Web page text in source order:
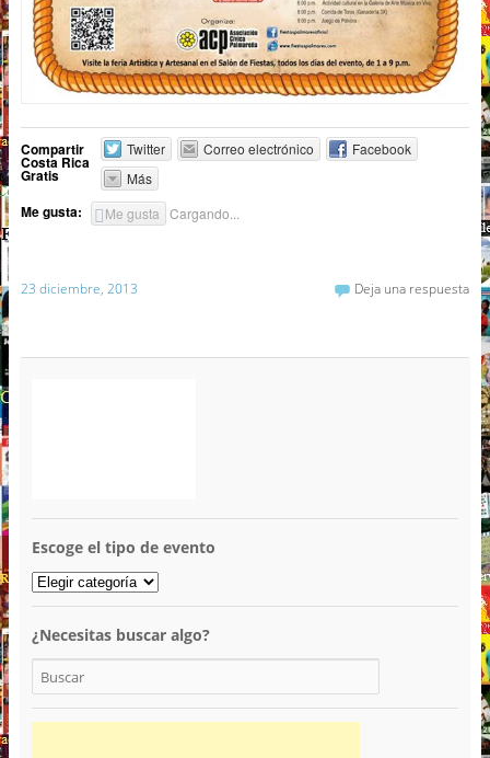
Compartir
Costa Rica
Gratis
Twitter Correo electrónico
Facebook
Más
Me gusta: Me gusta Cargando...
23 diciembre, 2013 Deja una respuesta
Escoge el tipo de evento
¿Necesitas buscar algo?